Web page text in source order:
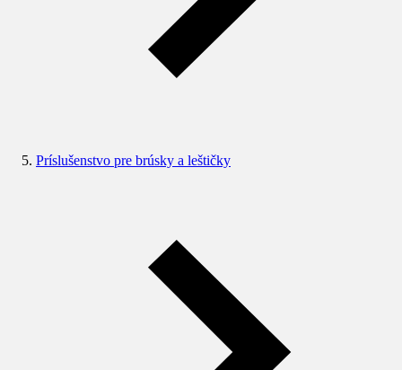
Príslušenstvo pre brúsky a leštičky